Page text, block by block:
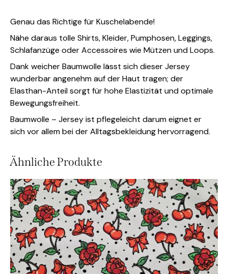
Genau das Richtige für Kuschelabende!
Nähe daraus tolle Shirts, Kleider, Pumphosen, Leggings,
Schlafanzüge oder Accessoires wie Mützen und Loops.
Dank weicher Baumwolle lässt sich dieser Jersey
wunderbar angenehm auf der Haut tragen; der
Elasthan-Anteil sorgt für hohe Elastizität und optimale
Bewegungsfreiheit.
Baumwolle – Jersey ist pflegeleicht darum eignet er
sich vor allem bei der Alltagsbekleidung hervorragend.
Ähnliche Produkte